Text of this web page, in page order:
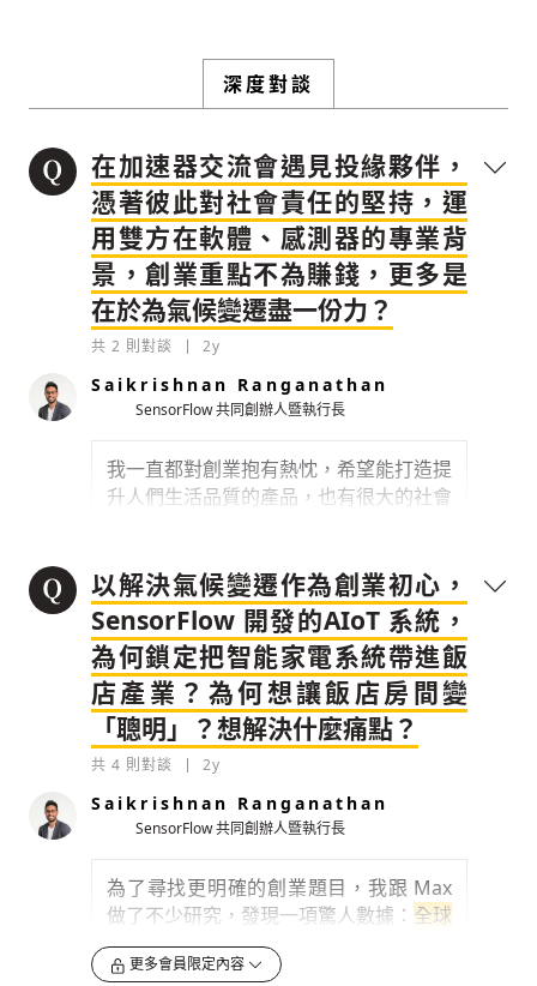
深度對談
在加速器交流會遇見投緣夥伴，
憑著彼此對社會責任的堅持，運
用雙方在軟體、感測器的專業背
景，創業重點不為賺錢，更多是
在於為氣候變遷盡一份力？
共 2 則對談 2y
Saikrishnan Ranganathan
SensorFlow 共同創辦人暨執行長
我一直都對創業抱有熱忱，希望能打造提
升人們生活品質的產品，也有很大的社會
First 舉辦的活動，跟各界新創領袖及領
域專家交流，認識到現在的共同創辦人
Max，我倆一拍即合，發現彼此都有很大
的社會責任，在初見面就取得共識：「不
管最後建立什麼樣的公司，題目都必須跟
氣候變遷相關」。
0
檢舉留言
我的專業在於軟體、數據，過去曾在一家
型家庭、能源效率管理 ; Max 則是硬體感
測器專業，同時在新加坡國立大學
（NUS）做一系列 IoT 相關的博士研
究，我們才決定要建立一套物聯網系統去
以解決氣候變遷作為創業初心，
SensorFlow 開發的AIoT 系統，
為何鎖定把智能家電系統帶進飯
店產業？為何想讓飯店房間變
「聰明」？想解決什麼痛點？
共 4 則對談 2y
Saikrishnan Ranganathan
SensorFlow 共同創辦人暨執行長
為了尋找更明確的創業題目，我跟 Max
做了不少研究，發現一項驚人數據： 全球
40% 的碳排來自建築物的能源使用，尤
其旅館業的能源使用效率低，總收入約
更多會員限定內容
存為草稿 提交
規則說明